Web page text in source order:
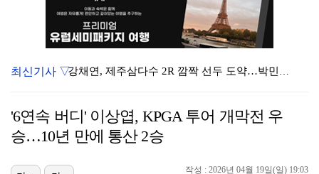
강채연, 제주삼다수 2R 깜짝 선두 도약…박민지 공동 …
최신기사 ▽
'6연속 버디' 이상엽, KPGA 투어 개막전 우
승…10년 만에 통산 2승
작성 : 2026년 04월 19일(일) 19:03